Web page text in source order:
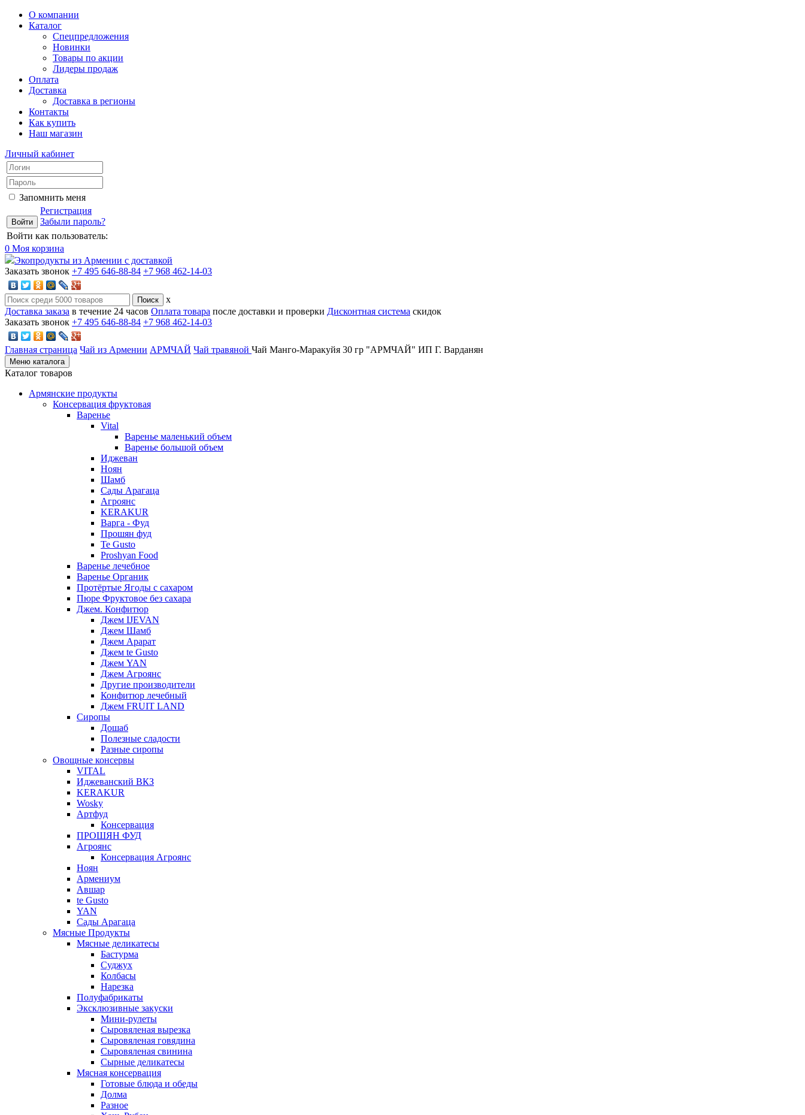
О компании
Каталог
Спецпредложения
Новинки
Товары по акции
Лидеры продаж
Оплата
Доставка
Доставка в регионы
Контакты
Как купить
Наш магазин
Личный кабинет
Запомнить меня
Регистрация
Забыли пароль?
Войти как пользователь:
0 Моя корзина
Экопродукты из Армении с доставкой
Заказать звонок +7 495 646-88-84 +7 968 462-14-03
x
Доставка заказа в течение 24 часов Оплата товара после доставки и проверки Дисконтная система скидок
Заказать звонок +7 495 646-88-84 +7 968 462-14-03
Главная страница Чай из Армении АРМЧАЙ Чай травяной Чай Манго-Маракуйя 30 гр "АРМЧАЙ" ИП Г. Варданян
Меню каталога
Каталог товаров
Армянские продукты
Консервация фруктовая
Варенье
Vital
Варенье маленький объем
Варенье большой объем
Иджеван
Ноян
Шамб
Сады Арагаца
Агроянс
KERAKUR
Варга - Фуд
Прошян фуд
Te Gusto
Proshyan Food
Варенье лечебное
Варенье Органик
Протёртые Ягоды с сахаром
Пюре Фруктовое без сахара
Джем. Конфитюр
Джем IJEVAN
Джем Шамб
Джем Арарат
Джем te Gusto
Джем YAN
Джем Агроянс
Другие производители
Конфитюр лечебный
Джем FRUIT LAND
Сиропы
Дошаб
Полезные сладости
Разные сиропы
Овощные консервы
VITAL
Иджеванский ВКЗ
KERAKUR
Wosky
Артфуд
Консервация
ПРОШЯН ФУД
Агроянс
Консервация Агроянс
Ноян
Армениум
Авшар
te Gusto
YAN
Сады Арагаца
Мясные Продукты
Мясные деликатесы
Бастурма
Суджух
Колбасы
Нарезка
Полуфабрикаты
Эксклюзивные закуски
Мини-рулеты
Сыровяленая вырезка
Сыровяленая говядина
Сыровяленая свинина
Сырные деликатесы
Мясная консервация
Готовые блюда и обеды
Долма
Разное